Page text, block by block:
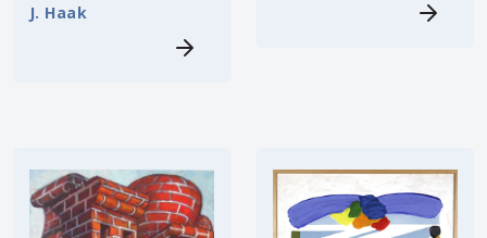
J. Haak